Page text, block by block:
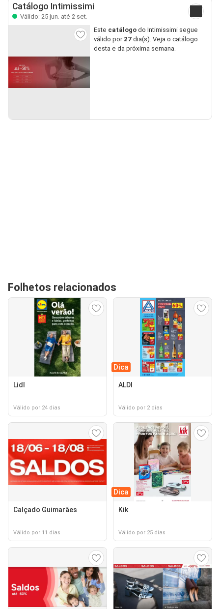
Catálogo Intimissimi
Válido: 25 jun. até 2 set.
Este catálogodo Intimissimi segue
válido por 27dia(s). Veja o catálogo
desta e da próxima semana.
Folhetos relacionados
Lidl
Válido por 24 dias
Dica
ALDI
Válido por 2 dias
Calçado Guimarães
Válido por 11 dias
Dica
Kik
Válido por 25 dias